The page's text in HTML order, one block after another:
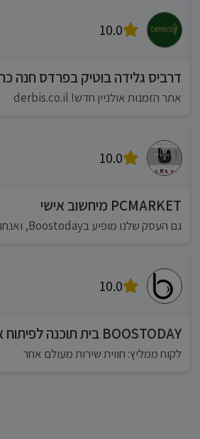
10.0
דרביס גלידה בוטיק בפרדס חנה
אתר הזמנות אולניין חדש! derbis.co.il
10.0
PCMARKET מיחשוב אישי
גם העסק שלנו מופיע בBoostoday, ואנחנו פתוחים :)
10.0
BOOSTODAY בית תוכנה לפיתוח אתרים
לקוח ממליץ: חווית שירות מעולם אחר